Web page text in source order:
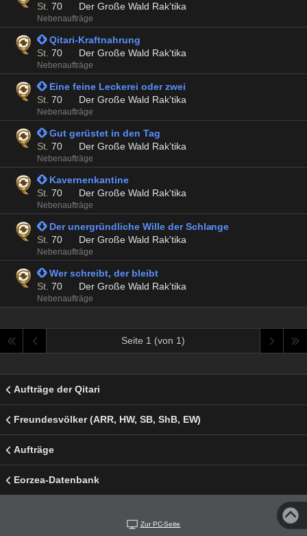
St. 70 Der Große Wald Rak'tika
Nebenaufträge
 Qitari-Kraftnahrung
St. 70 Der Große Wald Rak'tika
Nebenaufträge
 Eine feine Leckerei oder zwei
St. 70 Der Große Wald Rak'tika
Nebenaufträge
 Gut gerüstet in den Tag
St. 70 Der Große Wald Rak'tika
Nebenaufträge
 Kavernenkantine
St. 70 Der Große Wald Rak'tika
Nebenaufträge
 Der unergründliche Wille der Schlange
St. 70 Der Große Wald Rak'tika
Nebenaufträge
 Wer schreibt, der bleibt
St. 70 Der Große Wald Rak'tika
Nebenaufträge
Seite 1 (von 1)
Aufträge der Qitari
Freundesvölker (ARR, HW, SB, ShB, EW)
Aufträge
Eorzea-Datenbank
Zur PC-Seite